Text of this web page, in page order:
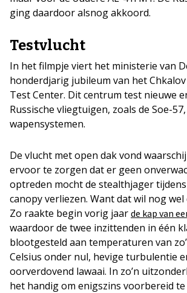
ging daardoor alsnog akkoord.
Testvlucht
In het filmpje viert het ministerie van
honderdjarig jubileum van het
Test Center. Dit centrum test nieuwe
Russische vliegtuigen, zoals de Soe-
wapensystemen.
De vlucht met open dak vond
ervoor te zorgen dat er geen
optreden mocht de stealthjager
canopy verliezen. Want dat wil nog
Zo raakte begin vorig jaar de kap van
waardoor de twee inzittenden in één
blootgesteld aan temperaturen van
Celsius onder nul, hevige turbulentie
oorverdovend lawaai. In zo’n
het handig om enigszins voorbereid te